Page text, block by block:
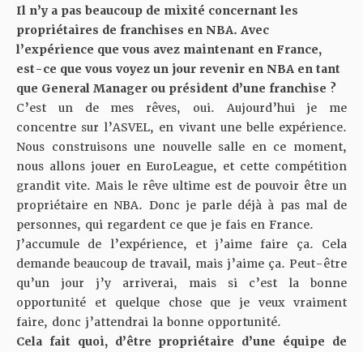
Il n’y a pas beaucoup de mixité concernant les
propriétaires de franchises en NBA. Avec
l’expérience que vous avez maintenant en France,
est-ce que vous voyez un jour revenir en NBA en tant
que General Manager ou président d’une franchise ?
C’est un de mes rêves, oui. Aujourd’hui je me
concentre sur l’ASVEL, en vivant une belle expérience.
Nous construisons une nouvelle salle en ce moment,
nous allons jouer en EuroLeague, et cette compétition
grandit vite. Mais le rêve ultime est de pouvoir être un
propriétaire en NBA. Donc je parle déjà à pas mal de
personnes, qui regardent ce que je fais en France.
J’accumule de l’expérience, et j’aime faire ça. Cela
demande beaucoup de travail, mais j’aime ça. Peut-être
qu’un jour j’y arriverai, mais si c’est la bonne
opportunité et quelque chose que je veux vraiment
faire, donc j’attendrai la bonne opportunité.
Cela fait quoi, d’être propriétaire d’une équipe de